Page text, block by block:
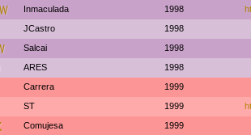
Inmaculada 1998
JCastro 1998
Salcai 1998
ARES 1998
Carrera 1999
ST 1999
Comujesa 1999